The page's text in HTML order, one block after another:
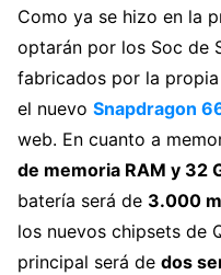
Como ya se hizo en la
optarán por los Soc de
fabricados por la
el nuevo Snapdragon
web. En cuanto a
de memoria RAM y 32
batería será de 3.000
los nuevos chipsets de
principal será de dos